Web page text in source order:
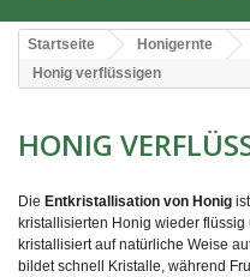
Startseite Honigernte
Honig verflüssigen
HONIG
Die Entkristallisation von Honig
kristallisierten Honig wieder
kristallisiert auf natürliche Weise
bildet schnell Kristalle, während